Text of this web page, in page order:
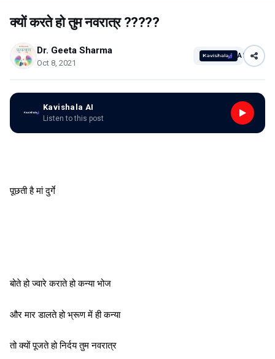
क्यों करते हो तुम नवरात्र ?????
Dr. Geeta Sharma
Oct 8, 2021
AI
Kavishala AI
Listen to this post
पूछती है मां दुर्गे
बोते हो ज्वारे कराते हो कन्या भोज
और मार डालते हो भ्रूण में ही कन्या
तो क्यों पूजते हो निर्दय तुम नवरात्र